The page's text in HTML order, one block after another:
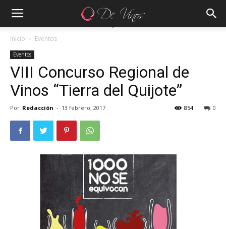
Inicio Eventos
Eventos
VIII Concurso Regional de
Vinos “Tierra del Quijote”
Por Redacción - 13 febrero, 2017 0
854